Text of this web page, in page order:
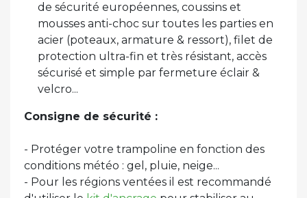
de sécurité européennes, coussins et
mousses anti-choc sur toutes les parties en
acier (poteaux, armature & ressort), filet de
protection ultra-fin et très résistant, accès
sécurisé et simple par fermeture éclair &
velcro...
Consigne de sécurité :
- Protéger votre trampoline en fonction des
conditions météo : gel, pluie, neige...
- Pour les régions ventées il est recommandé